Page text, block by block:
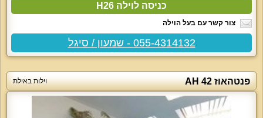
כניסה לוילה H26
צור קשר עם בעל הוילה
055-4314132 - שמעון / סיגל
פנטהאוז AH 42 וילות באילת